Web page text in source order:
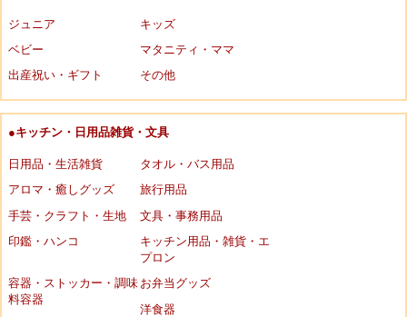
ジュニア
キッズ
ベビー
マタニティ・ママ
出産祝い・ギフト
その他
●キッチン・日用品雑貨・文具
日用品・生活雑貨
タオル・バス用品
アロマ・癒しグッズ
旅行用品
手芸・クラフト・生地
文具・事務用品
印鑑・ハンコ
キッチン用品・雑貨・エ
プロン
容器・ストッカー・調味
料容器
お弁当グッズ
洋食器